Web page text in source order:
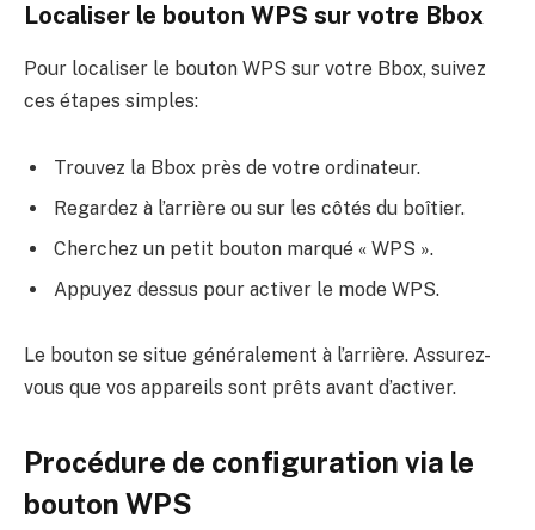
Localiser le bouton WPS sur votre Bbox
Pour localiser le bouton WPS sur votre Bbox, suivez
ces étapes simples:
Trouvez la Bbox près de votre ordinateur.
Regardez à l’arrière ou sur les côtés du boîtier.
Cherchez un petit bouton marqué « WPS ».
Appuyez dessus pour activer le mode WPS.
Le bouton se situe généralement à l’arrière. Assurez-
vous que vos appareils sont prêts avant d’activer.
Procédure de configuration via le
bouton WPS